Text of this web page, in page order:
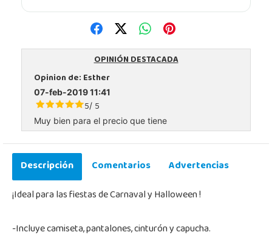
OPINIÓN DESTACADA
Opinion de:Esther
07-feb-2019 11:41
5/ 5
Muy bien para el precio que tiene
Descripción Comentarios
Advertencias
¡Ideal para las fiestas de Carnaval y Halloween !
-Incluye camiseta, pantalones, cinturón y capucha.